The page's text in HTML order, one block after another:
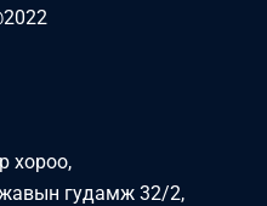
хороо,
гудамж 32/2,